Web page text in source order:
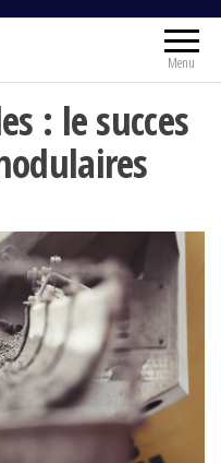
& Marketing
Menu
: le succes